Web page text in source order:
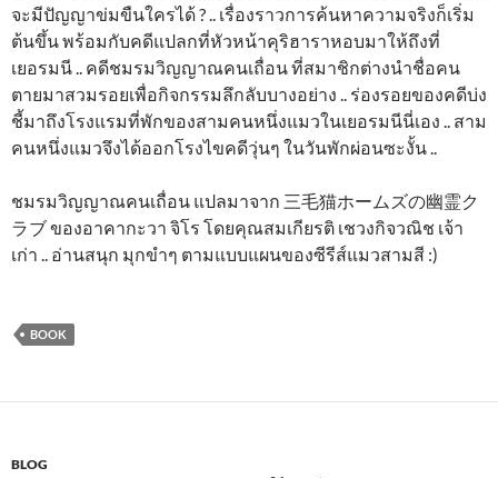
จะมีปัญญาข่มขืนใครได้ ? .. เรื่องราวการค้นหาความจริงก็เริ่ม
ต้นขึ้น พร้อมกับคดีแปลกที่หัวหน้าคุริฮาราหอบมาให้ถึงที่
เยอรมนี .. คดีชมรมวิญญาณคนเถื่อน ที่สมาชิกต่างนำชื่อคน
ตายมาสวมรอยเพื่อกิจกรรมลึกลับบางอย่าง .. ร่องรอยของคดีบ่ง
ชี้มาถึงโรงแรมที่พักของสามคนหนึ่งแมวในเยอรมนีนี่เอง .. สาม
คนหนึ่งแมวจึงได้ออกโรงไขคดีวุ่นๆ ในวันพักผ่อนซะงั้น ..
ชมรมวิญญาณคนเถื่อน แปลมาจาก 三毛猫ホームズの幽霊ク
ラブ ของอาคากะวา จิโร โดยคุณสมเกียรติ เชวงกิจวณิช เจ้า
เก่า .. อ่านสนุก มุกขำๆ ตามแบบแผนของซีรีส์แมวสามสี :)
BOOK
BLOG